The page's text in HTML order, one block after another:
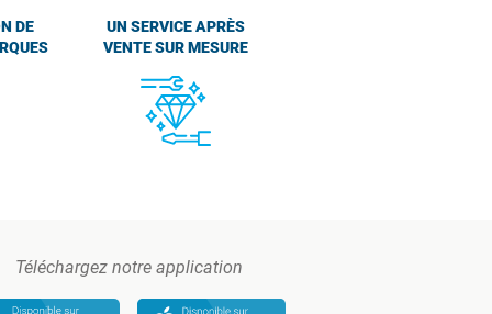
DE
UN SERVICE APRÈS
VENTE SUR MESURE
Téléchargez notre application